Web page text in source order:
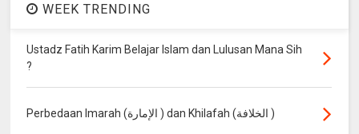
WEEK TRENDING
Ustadz Fatih Karim Belajar Islam dan Lulusan Mana Sih
?
Perbedaan Imarah (الإمارة ) dan Khilafah (الخلافة )